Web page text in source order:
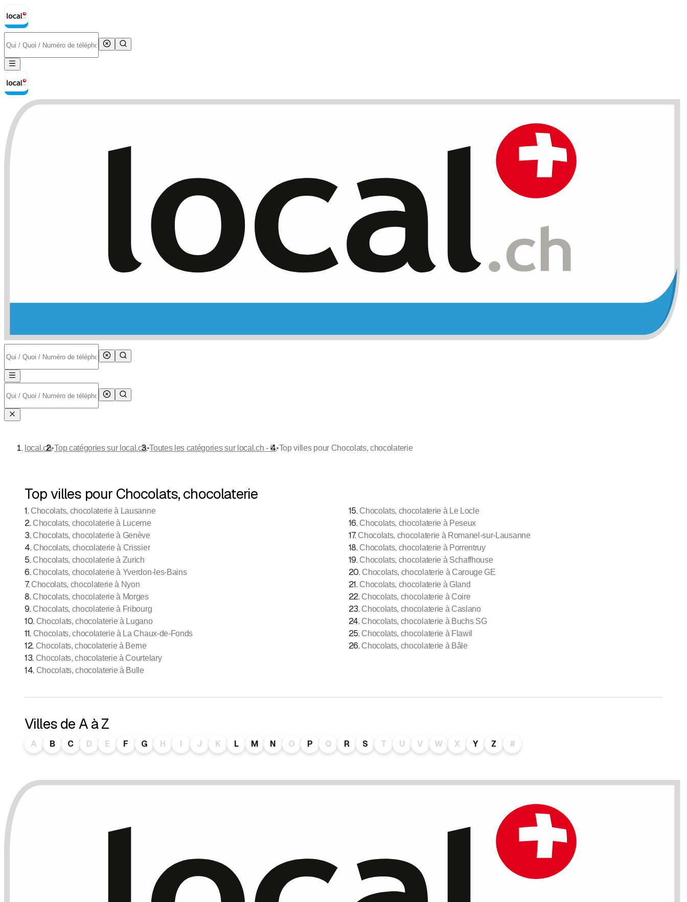
Top villes pour Chocolats, chocolaterie
1. Chocolats, chocolaterie à Lausanne
2. Chocolats, chocolaterie à Lucerne
3. Chocolats, chocolaterie à Genève
4. Chocolats, chocolaterie à Crissier
5. Chocolats, chocolaterie à Zurich
6. Chocolats, chocolaterie à Yverdon-les-Bains
7. Chocolats, chocolaterie à Nyon
8. Chocolats, chocolaterie à Morges
9. Chocolats, chocolaterie à Fribourg
10. Chocolats, chocolaterie à Lugano
11. Chocolats, chocolaterie à La Chaux-de-Fonds
12. Chocolats, chocolaterie à Berne
13. Chocolats, chocolaterie à Courtelary
14. Chocolats, chocolaterie à Bulle
15. Chocolats, chocolaterie à Le Locle
16. Chocolats, chocolaterie à Peseux
17. Chocolats, chocolaterie à Romanel-sur-Lausanne
18. Chocolats, chocolaterie à Porrentruy
19. Chocolats, chocolaterie à Schaffhouse
20. Chocolats, chocolaterie à Carouge GE
21. Chocolats, chocolaterie à Gland
22. Chocolats, chocolaterie à Coire
23. Chocolats, chocolaterie à Caslano
24. Chocolats, chocolaterie à Buchs SG
25. Chocolats, chocolaterie à Flawil
26. Chocolats, chocolaterie à Bâle
Villes de A à Z
A B C D E F G H I J K L M N O P Q R S T U V W X Y Z #
local.ch•Top catégories sur local.ch•Toutes les catégories sur local.ch - C•Top villes pour Chocolats, chocolaterie